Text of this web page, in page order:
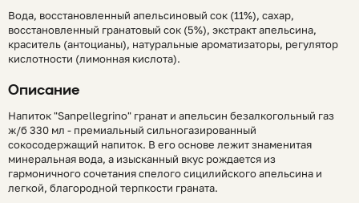
Вода, восстановленный апельсиновый сок (11%), сахар,
восстановленный гранатовый сок (5%), экстракт апельсина,
краситель (антоцианы), натуральные ароматизаторы, регулятор
кислотности (лимонная кислота).
Описание
Напиток "Sanpellegrino" гранат и апельсин безалкогольный газ
ж/б 330 мл - премиальный сильногазированный
сокосодержащий напиток. В его основе лежит знаменитая
минеральная вода, а изысканный вкус рождается из
гармоничного сочетания спелого сицилийского апельсина и
легкой, благородной терпкости граната.